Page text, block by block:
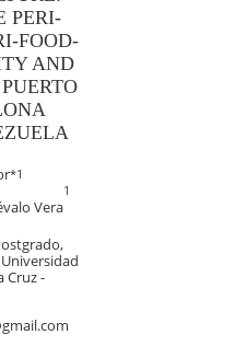
PERI-
FOOD-
AND
*1
Vera
1
Cruz -